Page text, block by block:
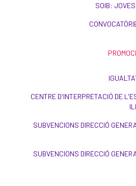
SOIB:
CENTRE D'INTERPRETACIÓ DE
SUBVENCIONS DIRECCIÓ
SUBVENCIONS DIRECCIÓ